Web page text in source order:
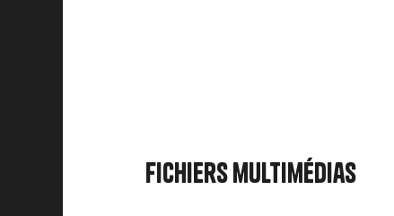
Fichiers multimédias